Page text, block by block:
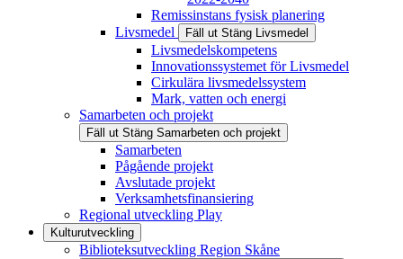
Remissinstans fysisk planering
Livsmedel
Fäll ut Stäng Livsmedel
Livsmedelskompetens
Innovationssystemet för Livsmedel
Cirkulära livsmedelssystem
Mark, vatten och energi
Samarbeten och projekt
Fäll ut Stäng Samarbeten och projekt
Samarbeten
Pågående projekt
Avslutade projekt
Verksamhetsfinansiering
Regional utveckling Play
Kulturutveckling
Biblioteksutveckling Region Skåne